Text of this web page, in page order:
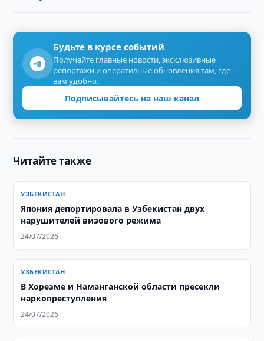
Будьте в курсе событий
Получайте главные новости, эксклюзивные
репортажи и оперативные обновления там, где
вам удобно.
Подписывайтесь на наш канал
Читайте также
УЗБЕКИСТАН
Япония депортировала в Узбекистан двух
нарушителей визового режима
24/07/2026
УЗБЕКИСТАН
В Хорезме и Наманганской области пресекли
наркопреступления
24/07/2026